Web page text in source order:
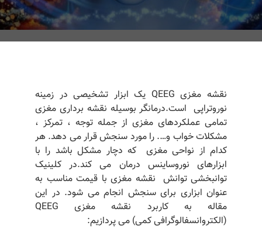
نقشه مغزی QEEG یک ابزار تشخیصی در زمینه
نوروتراپی است.درمانگر بوسیله نقشه برداری مغزی
تمامی عملکردهای مغزی از جمله توجه ، تمرکز ،
مشکلات خواب و…. را مورد سنجش قرار می دهد. هر
کدام از نواحی مغزی که دچار مشکل باشد را با
ابزارهای نوروساینس درمان می کند.در کلینیک
توانبخشی توانش نقشه مغزی با قیمت مناسب به
عنوان ابزاری برای سنجش انجام می شود. در این
مقاله به کاربرد نقشه مغزی QEEG
(الکتروانسفالوگرافی کمی) می پردازیم: